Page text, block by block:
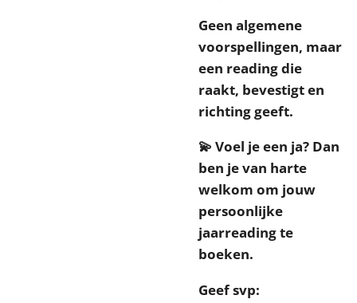
Geen algemene
voorspellingen, maar
een reading die
raakt, bevestigt en
richting geeft.
💫 Voel je een ja? Dan
ben je van harte
welkom om jouw
persoonlijke
jaarreading te
boeken.
Geef svp: